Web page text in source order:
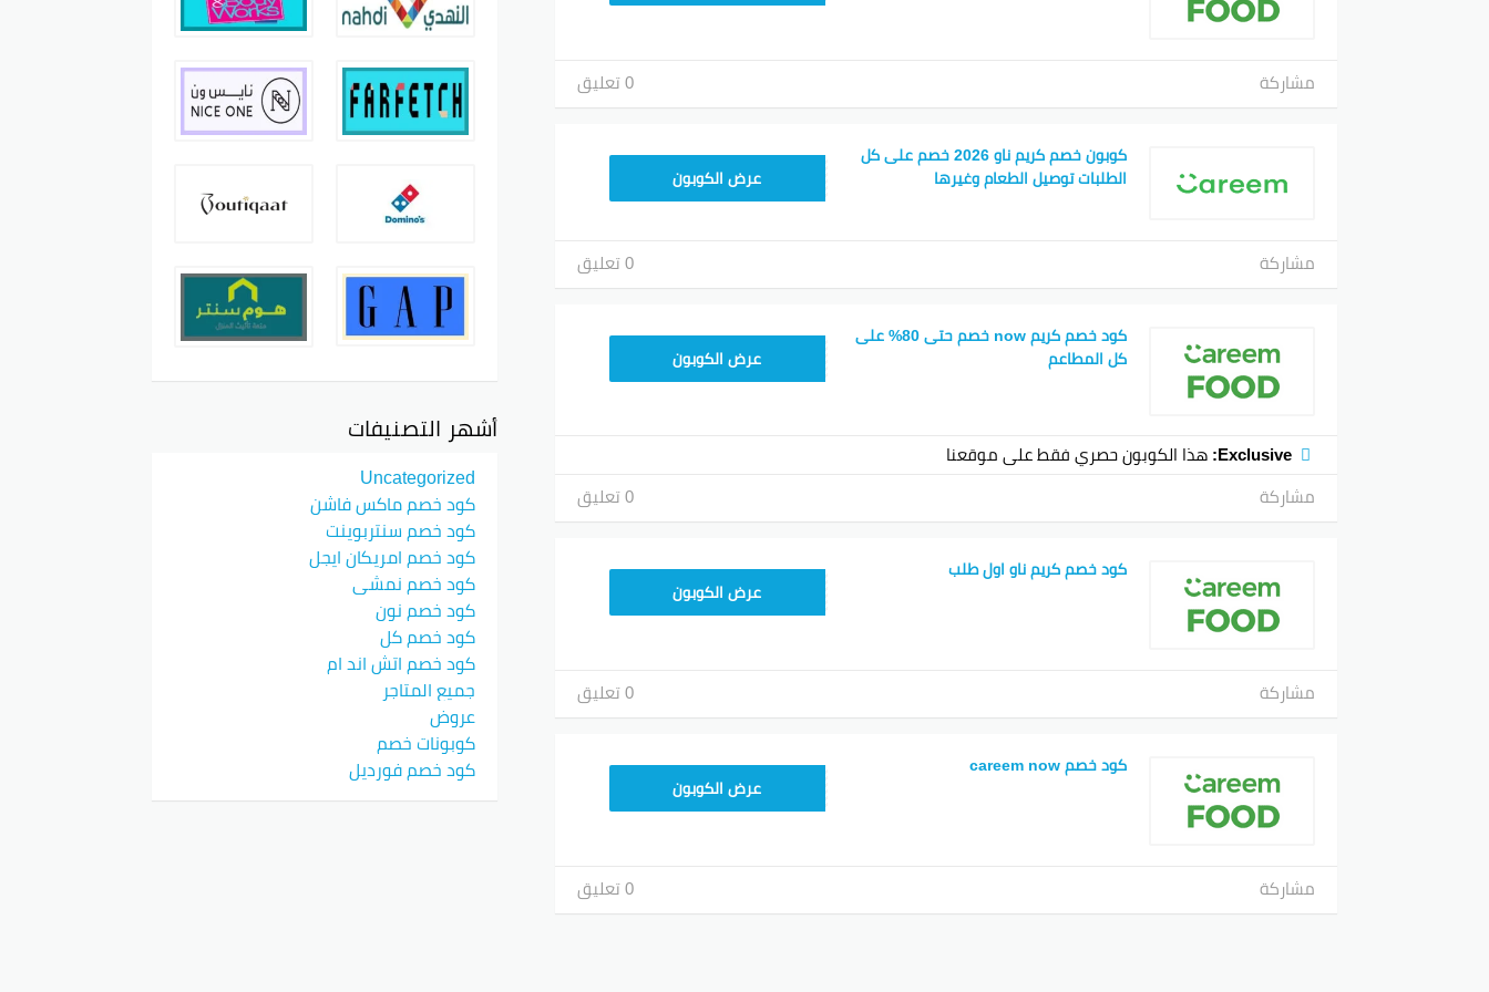
مشاركة 0 تعليق
كوبون خصم كريم ناو 2026 خصم على كل
الطلبات توصيل الطعام وغيرها
عرض الكوبون
مشاركة 0 تعليق
كود خصم كريم now خصم حتى 80% على
كل المطاعم
عرض الكوبون
Exclusive: هذا الكوبون حصري فقط على موقعنا
مشاركة
0 تعليق
كود خصم كريم ناو اول طلب
عرض الكوبون
مشاركة 0 تعليق
كود خصم careem now
YUM70عرض الكوبون
مشاركة 0 تعليق
أشهر التصنيفات
Uncategorized
كود خصم ماكس فاشن
كود خصم سنتربوينت
كود خصم امريكان ايجل
كود خصم نمشي
كود خصم نون
كود خصم كل
كود خصم اتش اند ام
جميع المتاجر
عروض
كوبونات خصم
كود خصم فورديل